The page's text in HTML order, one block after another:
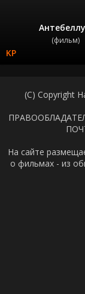
(фильм)
(C) Copyright
На сайте
о фильмах - из